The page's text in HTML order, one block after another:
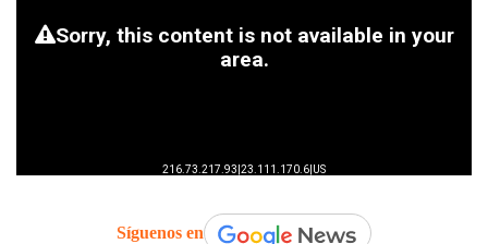
Síguenos en